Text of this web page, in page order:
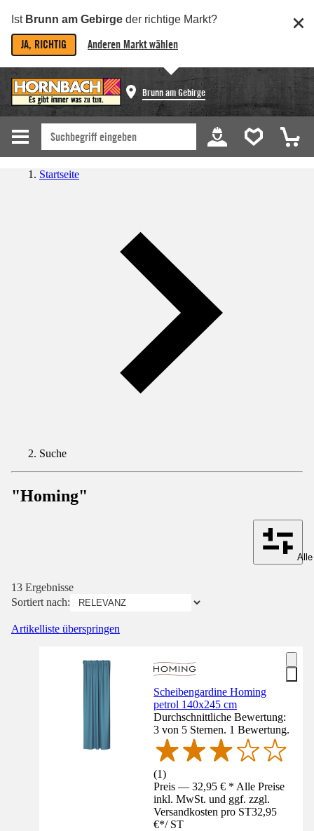
Ist Brunn am Gebirge der richtige Markt?
JA, RICHTIG Anderen Markt wählen
Brunn am Gebirge
Startseite
Suche
"Homing"
13 Ergebnisse
Sortiert nach:
Artikelliste überspringen
Scheibengardine Homing
petrol 140x245 cm
Durchschnittliche Bewertung:
3 von 5 Sternen. 1 Bewertung.
(1)
Preis — 32,95 € * Alle Preise
inkl. MwSt. und ggf. zzgl.
Versandkosten pro ST32,95
€*/ ST